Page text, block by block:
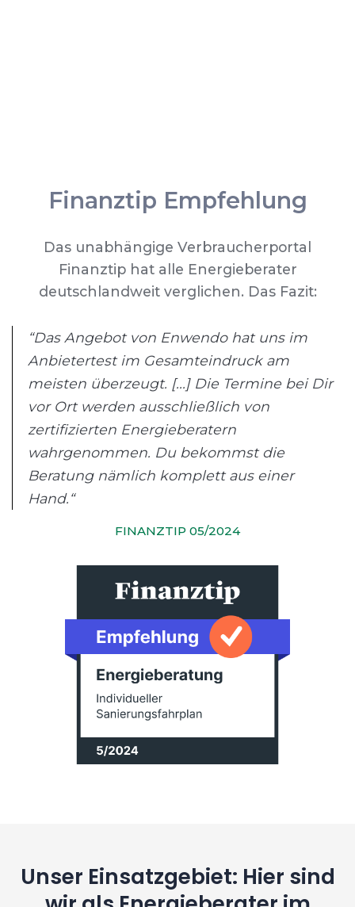
Finanztip Empfehlung
Das unabhängige Verbraucherportal
Finanztip hat alle Energieberater
deutschlandweit verglichen. Das Fazit:
“Das Angebot von Enwendo hat uns im
Anbietertest im Gesamteindruck am
meisten überzeugt. [...] Die Termine bei Dir
vor Ort werden ausschließlich von
zertifizierten Energieberatern
wahrgenommen. Du bekommst die
Beratung nämlich komplett aus einer
Hand.“
FINANZTIP 05/2024
Unser Einsatzgebiet: Hier sind